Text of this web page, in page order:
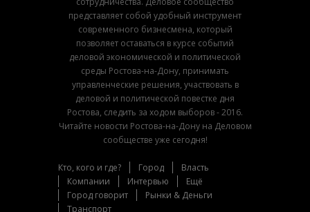
представляет собой удобный инструмент
современного бизнесмена, который
позволяет оставаться в курсе событий
деловой экономической и политической
среды Ростова-на-Дону, принимать
управленческие решения, участвовать в
деловой и политической повестке дня
Ростова, следить за ходом выборов - 2016.
Читайте новости Ростова-на-Дону на Деловом
сообществе уже сегодня!
Кто, кого и где? Город
Власть
Компании
Интервью
Ещё
Город говорит
Рынки & Деньги
Транспорт